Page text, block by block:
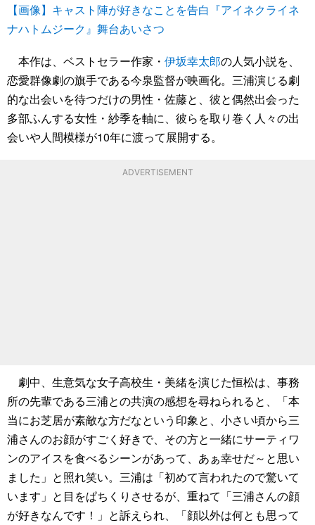
【画像】キャスト陣が好きなことを告白『アイネクライネ
ナハトムジーク』舞台あいさつ
本作は、ベストセラー作家・ 伊坂幸太郎の人気小説を、
恋愛群像劇の旗手である今泉監督が映画化。三浦演じる劇
的な出会いを待つだけの男性・佐藤と、彼と偶然出会った
多部ふんする女性・紗季を軸に、彼らを取り巻く人々の出
会いや人間模様が10年に渡って展開する。
ADVERTISEMENT
劇中、生意気な女子高校生・美緒を演じた恒松は、事務
所の先輩である三浦との共演の感想を尋ねられると、「本
当にお芝居が素敵な方だなという印象と、小さい頃から三
浦さんのお顔がすごく好きで、その方と一緒にサーティワ
ンのアイスを食べるシーンがあって、あぁ幸せだ～と思い
ました」と照れ笑い。三浦は「初めて言われたので驚いて
います」と目をぱちくりさせるが、重ねて「三浦さんの顔
が好きなんです！」と訴えられ、「顔以外は何とも思って